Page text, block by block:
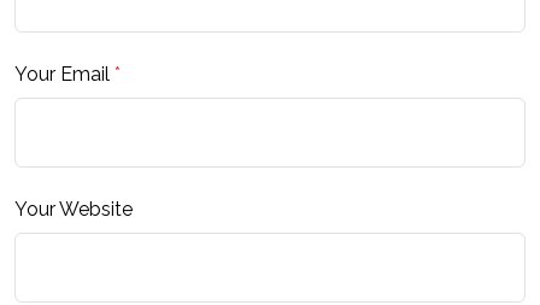
Your Email *
Your Website